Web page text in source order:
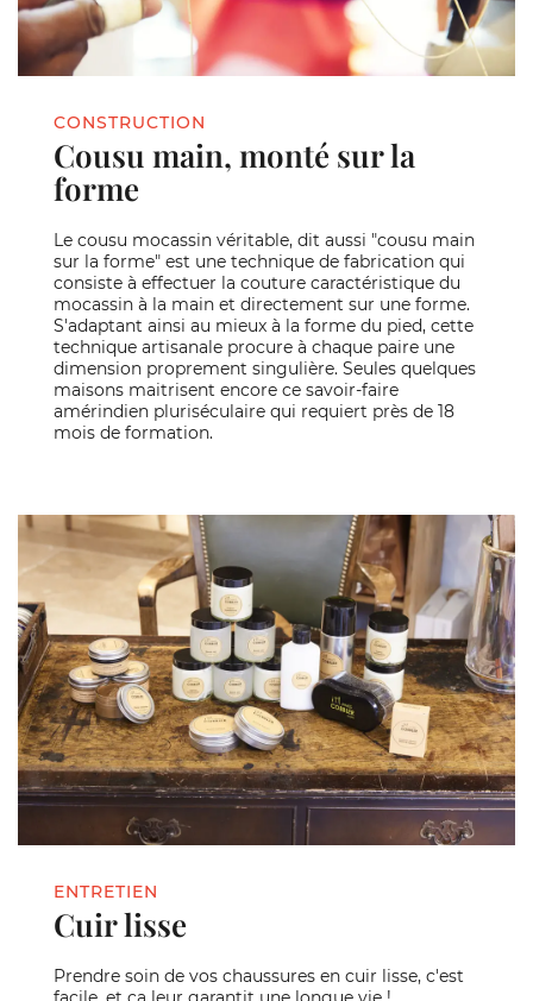
CONSTRUCTION
Cousu main, monté sur la
forme
Le cousu mocassin véritable, dit aussi "cousu main
sur la forme" est une technique de fabrication qui
consiste à effectuer la couture caractéristique du
mocassin à la main et directement sur une forme.
S'adaptant ainsi au mieux à la forme du pied, cette
technique artisanale procure à chaque paire une
dimension proprement singulière. Seules quelques
maisons maitrisent encore ce savoir-faire
amérindien pluriséculaire qui requiert près de 18
mois de formation.
ENTRETIEN
Cuir lisse
Prendre soin de vos chaussures en cuir lisse, c'est